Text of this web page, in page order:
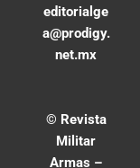
editorialge
a@prodigy.
net.mx
© Revista
Militar
Armas –